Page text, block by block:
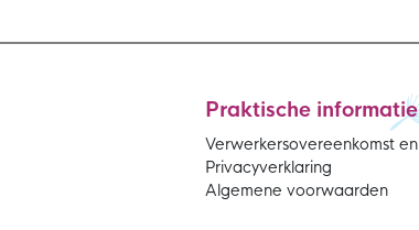
Praktische informatie
Verwerkersovereenkomst en
Privacyverklaring
Algemene voorwaarden